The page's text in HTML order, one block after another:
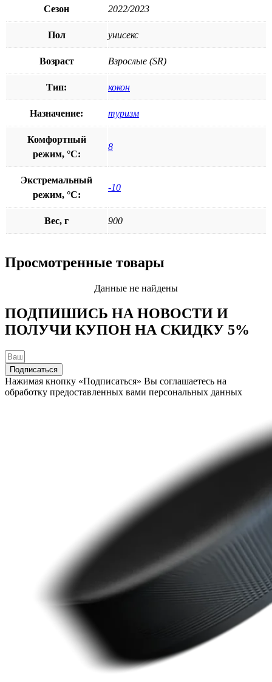
Сезон 2022/2023
Пол унисекс
Возраст Взрослые (SR)
Тип: кокон
Назначение: туризм
Комфортный
режим, °C:
8
Экстремальный
режим, °C:
-10
Вес, г 900
Просмотренные товары
Данные не найдены
ПОДПИШИСЬ НА НОВОСТИ И
ПОЛУЧИ КУПОН НА СКИДКУ 5%
Подписаться
Нажимая кнопку «Подписаться» Вы соглашаетесь на
обработку предоставленных вами персональных данных